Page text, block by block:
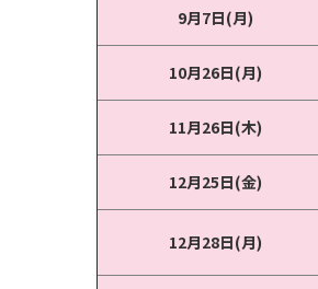
9月7日(月)
10月26日(月)
11月26日(木)
12月25日(金)
12月28日(月)